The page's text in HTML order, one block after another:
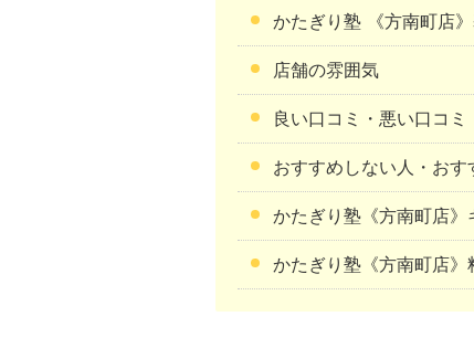
かたぎり塾 《方南町店
店舗の雰囲気
良い口コミ・悪い口コミ
おすすめしない人・おす
かたぎり塾《方南町店》
かたぎり塾《方南町店》